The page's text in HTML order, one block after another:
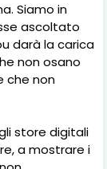
Siamo in
ascoltato
darà la carica
non osano
che non
store digitali
a mostrare i